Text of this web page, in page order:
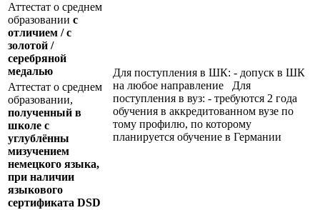
Аттестат о среднем
образовании с
отличием / с
золотой /
серебряной
медалью
Для поступления в ШК: - допуск в ШК
на любое направление Для
поступления в вуз: - требуются 2 года
обучения в аккредитованном вузе по
тому профилю, по которому
планируется обучение в Германии
Аттестат о среднем
образовании,
полученный в
школе с
углублённы
мизучением
немецкого языка,
при наличии
языкового
сертификата DSD